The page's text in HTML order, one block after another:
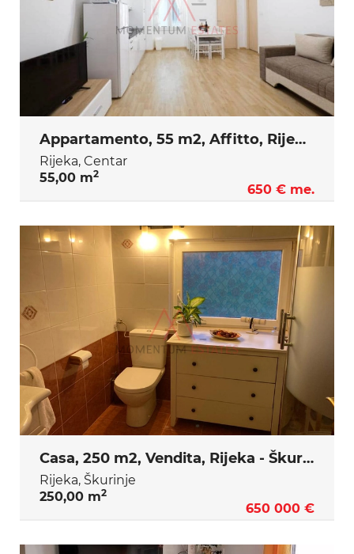
Appartamento, 55 m2, Affitto, Rijeka - Centar
Rijeka, Centar
55,00 m2
650 € me.
Casa, 250 m2, Vendita, Rijeka - Škurinje
Rijeka, Škurinje
250,00 m2
650 000 €